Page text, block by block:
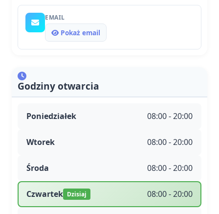
EMAIL
Pokaż email
Godziny otwarcia
Poniedziałek 08:00 - 20:00
Wtorek 08:00 - 20:00
Środa 08:00 - 20:00
Czwartek Dzisiaj 08:00 - 20:00